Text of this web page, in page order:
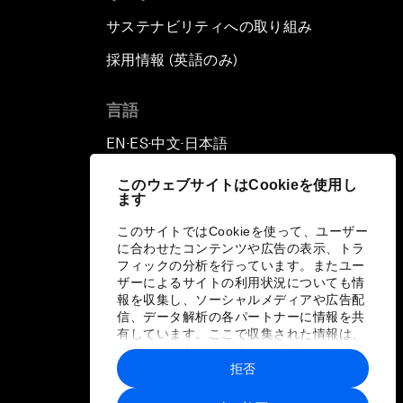
このウェブサイトはCookieを使用し
ます
このサイトではCookieを使って、ユーザー
に合わせたコンテンツや広告の表示、トラ
フィックの分析を行っています。またユー
ザーによるサイトの利用状況についても情
報を収集し、ソーシャルメディアや広告配
信、データ解析の各パートナーに情報を共
有しています。ここで収集された情報は、
ユーザーが各パートナーに提供した他の情
報や各パートナーのサービスを使用した際
に収集された情報と組み合わされ、各パー
拒否
サステナビリティへの取り組み
採用情報 (英語のみ)
言語
EN ▪ ES▪中文▪ 日本語